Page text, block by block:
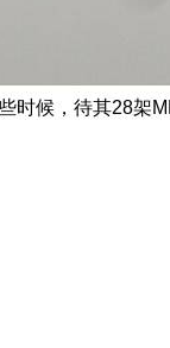
候，待其28架